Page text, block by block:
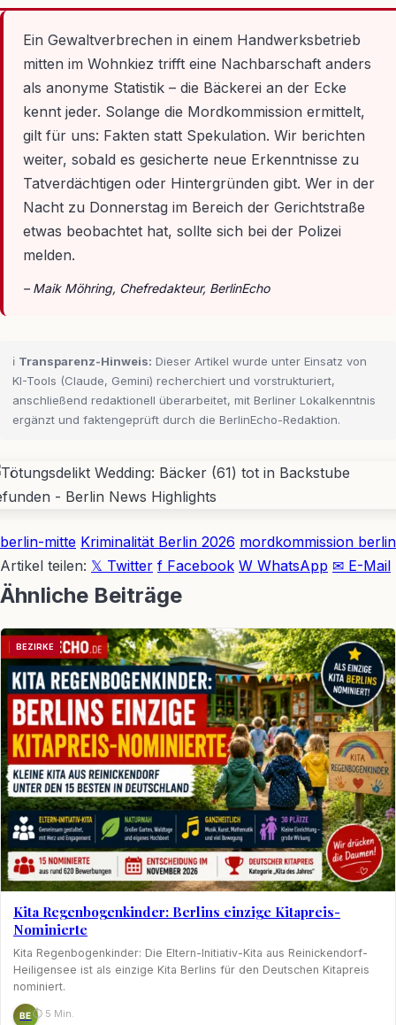
Ein Gewaltverbrechen in einem Handwerksbetrieb
mitten im Wohnkiez trifft eine Nachbarschaft anders
als anonyme Statistik – die Bäckerei an der Ecke
kennt jeder. Solange die Mordkommission ermittelt,
gilt für uns: Fakten statt Spekulation. Wir berichten
weiter, sobald es gesicherte neue Erkenntnisse zu
Tatverdächtigen oder Hintergründen gibt. Wer in der
Nacht zu Donnerstag im Bereich der Gerichtstraße
etwas beobachtet hat, sollte sich bei der Polizei
melden.
– Maik Möhring, Chefredakteur, BerlinEcho
ℹ️ Transparenz-Hinweis: Dieser Artikel wurde unter Einsatz von
KI-Tools (Claude, Gemini) recherchiert und vorstrukturiert,
anschließend redaktionell überarbeitet, mit Berliner Lokalkenntnis
ergänzt und faktengeprüft durch die BerlinEcho-Redaktion.
berlin-mitte Kriminalität Berlin 2026 mordkommission berlin
Artikel teilen: 𝕏 Twitter f Facebook W WhatsApp ✉ E-Mail
Ähnliche Beiträge
BEZIRKE
Kita Regenbogenkinder: Berlins einzige Kitapreis-
Nominierte
Kita Regenbogenkinder: Die Eltern-Initiativ-Kita aus Reinickendorf-
Heiligensee ist als einzige Kita Berlins für den Deutschen Kitapreis
nominiert.
BE⏱ 5 Min.